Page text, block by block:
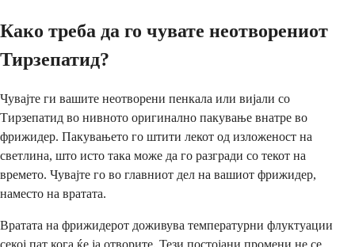
Како треба да го чувате неотворениот
Тирзепатид?
Чувајте ги вашите неотворени пенкала или вијали со
Тирзепатид во нивното оригинално пакување внатре во
фрижидер. Пакувањето го штити лекот од изложеност на
светлина, што исто така може да го разгради со текот на
времето. Чувајте го во главниот дел на вашиот фрижидер,
наместо на вратата.
Вратата на фрижидерот доживува температурни флуктуации
секој пат кога ќе ја отворите. Тези постојани промени не се